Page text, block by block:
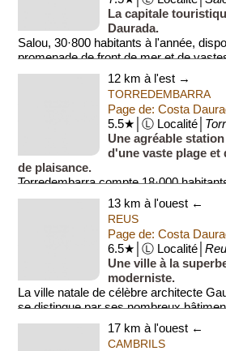
La capitale
Daurada.
Salou, 30·800 habitants à l'année,
promenade de front de mer et de
L’incontournable lors d'un séjour à
12 km à l'est →
TORREDEMBARRA
Page de: Costa
5.5★│Ⓛ Localité│
Une agréable
d'une vaste plage
de plaisance.
Torredembarra compte 18·000
historique, plus ancien, comporte une
13 km à l'ouest ←
REUS
Page de: Costa
6.5★│Ⓛ Localité│
Une ville à la
moderniste.
La ville natale de célèbre architecte
se distingue par ses nombreux
manquez pas la jolie place pr...
17 km à l'ouest ←
CAMBRILS